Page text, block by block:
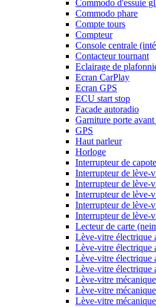
Commodo d'essuie
Commodo phare
Compte tours
Compteur
Console centrale
Contacteur tournant
Eclairage de
Ecran CarPlay
Ecran GPS
ECU start stop
Facade autoradio
Garniture porte
GPS
Haut parleur
Horloge
Interrupteur de capote
Interrupteur de lève-
Interrupteur de lève-
Interrupteur de lève-
Interrupteur de lève-
Interrupteur de lève-
Lecteur de carte
Lève-vitre électrique
Lève-vitre électrique
Lève-vitre électrique
Lève-vitre électrique
Lève-vitre
Lève-vitre
Lève-vitre